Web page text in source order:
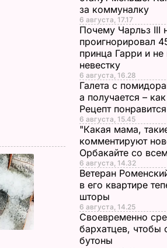
за коммуналку
6 августа, 17.17
Почему Чарльз III
проигнорировал
принца Гарри и не
невестку
6 августа, 16.28
Галета с
а получается –
Рецепт
6 августа, 15.45
"Какая мама,
комментируют
Орбакайте со
6 августа, 14.32
Ветеран
в его квартире
шторы
6 августа, 14.25
Своевременно
бархатцев, чтобы
бутоны